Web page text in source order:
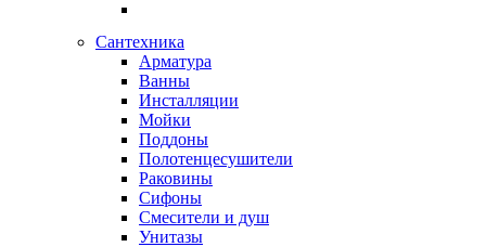
Сантехника
Арматура
Ванны
Инсталляции
Мойки
Поддоны
Полотенцесушители
Раковины
Сифоны
Смесители и душ
Унитазы